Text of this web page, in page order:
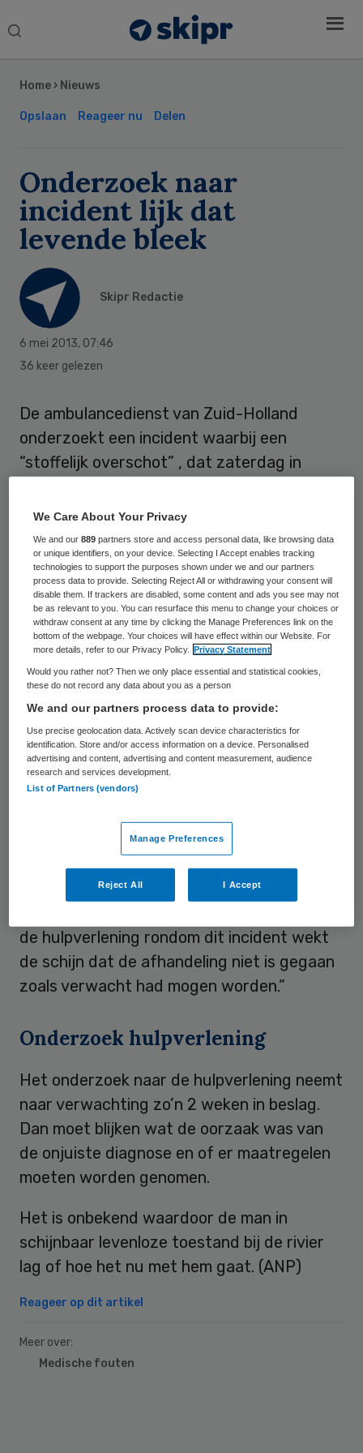
Search
Home › Nieuws
Opslaan Reageer nu Delen
Onderzoek naar
incident lijk dat
levende bleek
Skipr Redactie
6 mei 2013, 07:46
36 keer gelezen
De ambulancedienst van Zuid-Holland
onderzoekt een incident waarbij een
“stoffelijk overschot” , dat zaterdag in
te leven. Dat heeft een woordvoerder
zondag laten weten.
Twee jongens vonden zaterdagmiddag bij
de rivier de Merwede het lichaam van een
man en belden de politie. Die begon met
reanimeren, waarna de ambulancedienst
het overnam. “In eerste instantie is
Medische zorg
anderhalf uur” , meldde de dienst. Die doet
verder geen uitspraken over de verleende
medische zorg, maar “begrijpt dat deze
de hulpverlening rondom dit incident wekt
de schijn dat de afhandeling niet is gegaan
zoals verwacht had mogen worden.”
Onderzoek hulpverlening
Het onderzoek naar de hulpverlening neemt
naar verwachting zo’n 2 weken in beslag.
Dan moet blijken wat de oorzaak was van
de onjuiste diagnose en of er maatregelen
moeten worden genomen.
Het is onbekend waardoor de man in
schijnbaar levenloze toestand bij de rivier
lag of hoe het nu met hem gaat. (ANP)
Reageer op dit artikel
Meer over:
Medische fouten
Sidebar
We Care About Your Privacy
We and our889 partners store and access personal data, like browsing data
or unique identifiers, on your device. Selecting I Accept enables tracking
technologies to support the purposes shown under we and our partners
process data to provide. Selecting Reject All or withdrawing your consent will
disable them. If trackers are disabled, some content and ads you see may not
be as relevant to you. You can resurface this menu to change your choices or
withdraw consent at any time by clicking the Manage Preferences link on the
bottom of the webpage. Your choices will have effect within our Website. For
more details, refer to our Privacy Policy.
Privacy Statement
Would you rather not? Then we only place essential and statistical cookies,
these do not record any data about you as a person
We and our partners process data to provide:
Use precise geolocation data. Actively scan device characteristics for
identification. Store and/or access information on a device. Personalised
advertising and content, advertising and content measurement, audience
research and services development.
List of Partners (vendors)
Manage Preferences
Reject All I Accept